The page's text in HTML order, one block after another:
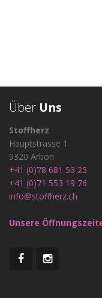
Über Uns
Stoffherz
Hauptstrasse 1
9320 Arbon
+41 (0)78 681 53 25
+41 (0)71 553 19 76
info@stoffherz.ch
Unsere